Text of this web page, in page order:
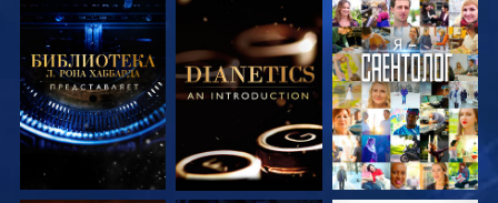
СМОТРЕТЬ
ПЕРЕДАЧИ
СМОТРЕТЬ
ПЕРЕДАЧИ
СМОТРЕТЬ